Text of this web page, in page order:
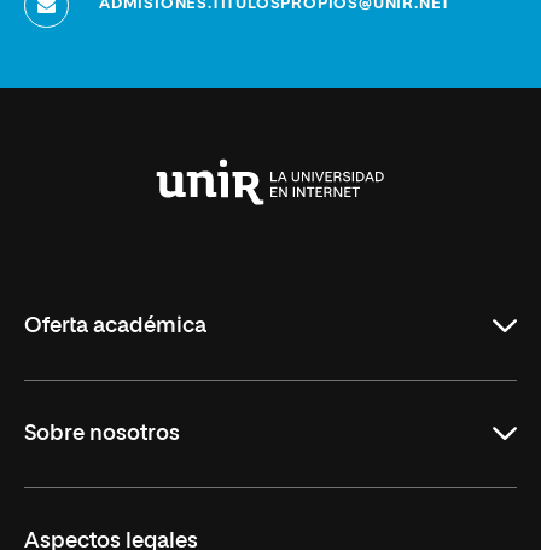
ADMISIONES.TITULOSPROPIOS@UNIR.NET
Oferta académica
Másteres Oficiales
Sobre nosotros
Aspectos legales